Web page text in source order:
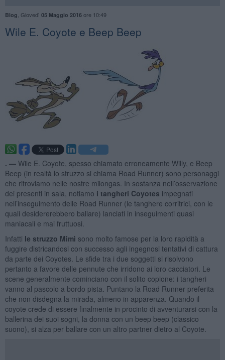
Blog Giovedì 05 Maggio 2016ore 10:49
Wile E. Coyote e Beep Beep
. — Wile E. Coyote, spesso chiamato erroneamente Willy, e Beep
Beep (in realtà lo struzzo si chiama Road Runner) sono personaggi
che ritroviamo nelle nostre milongas. In sostanza nell’osservazione
dei presenti in sala, notiamo i tangheri Coyotes impegnati
nell’inseguimento delle Road Runner (le tanghere corritrici, con le
quali desidererebbero ballare) lanciati in inseguimenti quasi
maniacali e mai fruttuosi.
Infatti le struzzo Mimì sono molto famose per la loro rapidità a
fuggire districandosi con successo agli ingegnosi tentativi di cattura
da parte dei Coyotes. Le sfide tra i due soggetti si risolvono
pertanto a favore delle pennute che irridono ai loro cacciatori. Le
scene generalmente cominciano con il solito copione: i tangheri
vanno al pascolo a bordo pista. Puntano la Road Runner preferita
che non disdegna la mirada, almeno in apparenza. Quando il
coyote crede di essere finalmente in procinto di avventurarsi con la
ballerina dei suoi sogni, la donna con un beep beep (classico
suono), si alza per ballare con un altro partner dietro al Coyote.